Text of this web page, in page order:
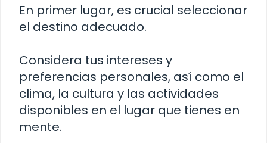
En primer lugar, es crucial seleccionar
el destino adecuado.
Considera tus intereses y
preferencias personales, así como el
clima, la cultura y las actividades
disponibles en el lugar que tienes en
mente.